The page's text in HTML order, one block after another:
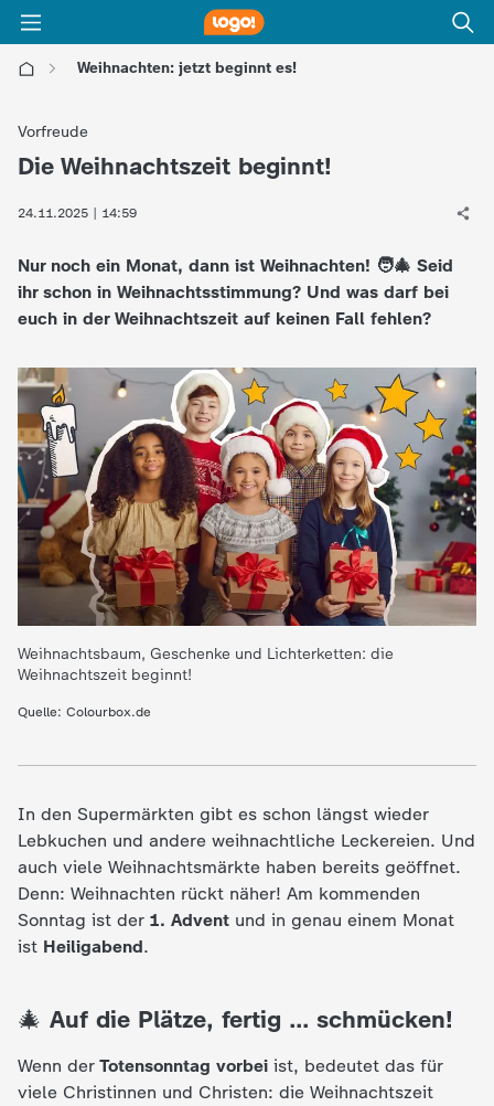
Weihnachten: jetzt beginnt es!
o
g
o
d
e
n
d
n
h
Vorfreude
:
Die Weihnachtszeit beginnt!
24.11.2025 | 14:59
Nur noch ein Monat, dann ist Weihnachten! 🧑‍🎄 Seid
ihr schon in Weihnachtsstimmung? Und was darf bei
euch in der Weihnachtszeit auf keinen Fall fehlen?
Weihnachtsbaum, Geschenke und Lichterketten: die
Weihnachtszeit beginnt!
Quelle: Colourbox.de
In den Supermärkten gibt es schon längst wieder
Lebkuchen und andere weihnachtliche Leckereien. Und
auch viele Weihnachtsmärkte haben bereits geöffnet.
Denn: Weihnachten rückt näher! Am kommenden
Sonntag ist der 1. Advent und in genau einem Monat
ist Heiligabend.
🎄 Auf die Plätze, fertig … schmücken!
Wenn der Totensonntag vorbei ist, bedeutet das für
viele Christinnen und Christen: die Weihnachtszeit